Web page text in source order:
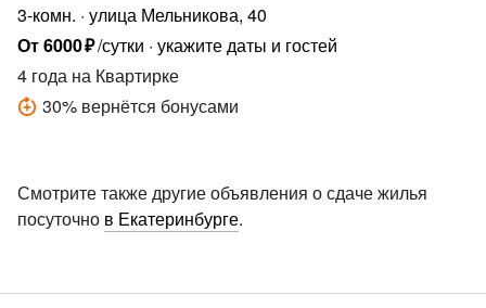
3-комн. улица Мельникова, 40
От6000₽/сутки укажите даты и гостей
4 года на Квартирке
30% вернётся бонусами
Смотрите также другие объявления о сдаче жилья
посуточно в Екатеринбурге.